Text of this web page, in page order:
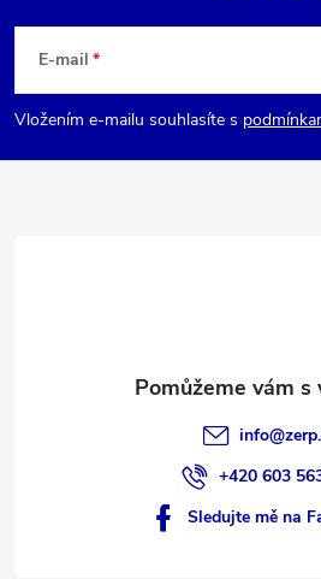
p
a
E-mail
Vložením e-mailu souhlasíte s
info@
+420 603
Sledujte mě na